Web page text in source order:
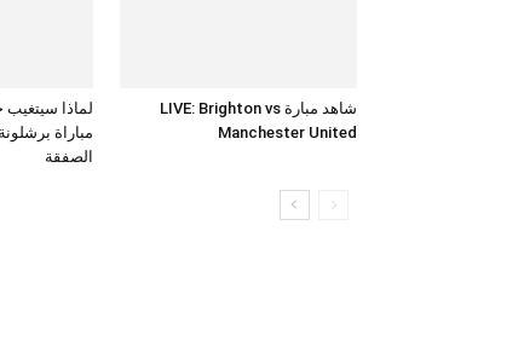
لماذا
مباراة
الصفقة
شاهد مبارة LIVE: Brighton vs
Manchester United